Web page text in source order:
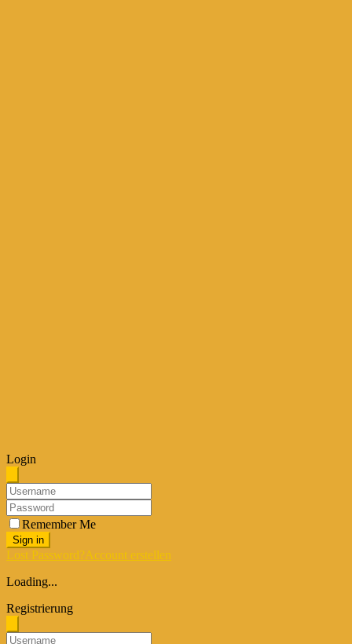
Login
Remember Me
Sign in
Lost Password?Account erstellen
Loading...
Registrierung